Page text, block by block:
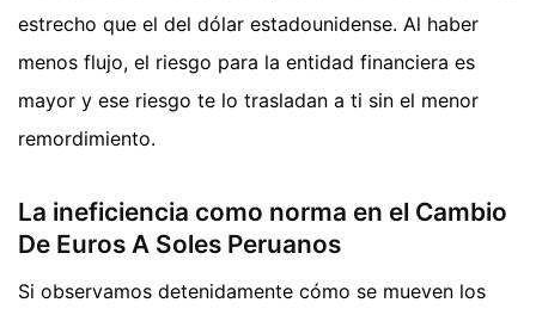
estrecho que el del dólar estadounidense. Al haber
menos flujo, el riesgo para la entidad financiera es
mayor y ese riesgo te lo trasladan a ti sin el menor
remordimiento.
La ineficiencia como norma en el Cambio
De Euros A Soles Peruanos
Si observamos detenidamente cómo se mueven los